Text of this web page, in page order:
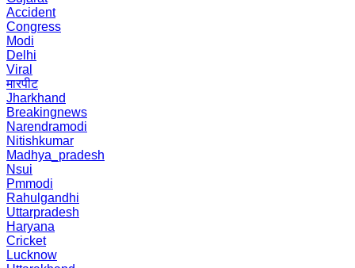
Accident
Congress
Modi
Delhi
Viral
मारपीट
Jharkhand
Breakingnews
Narendramodi
Nitishkumar
Madhya_pradesh
Nsui
Pmmodi
Rahulgandhi
Uttarpradesh
Haryana
Cricket
Lucknow